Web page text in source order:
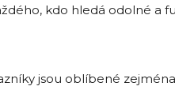
kdo hledá odolné a
jsou oblíbené